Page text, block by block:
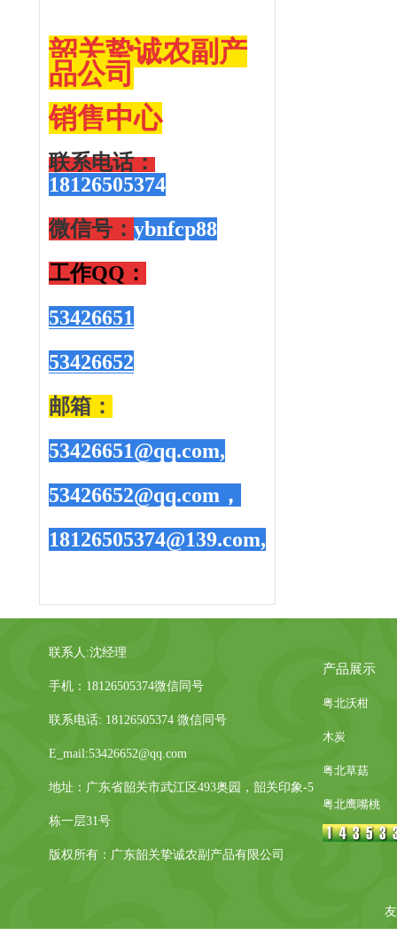
韶关挚诚农副产
品公司
销售中心
联系电话：
18126505374
微信号： ybnfcp88
工作QQ ：
53426651
53426652
邮箱：
53426651@qq.com,
53426652@qq.com，
18126505374@139.com,
联系人:沈经理
手机：18126505374微信同号
联系电话: 18126505374 微信同号
E_mail:53426652@qq.com
地址：广东省韶关市武江区493奥园，韶关印象-5
栋一层31号
版权所有：广东韶关挚诚农副产品有限公司
产品展示
粤北沃柑
木炭
粤北草菇
粤北鹰嘴桃